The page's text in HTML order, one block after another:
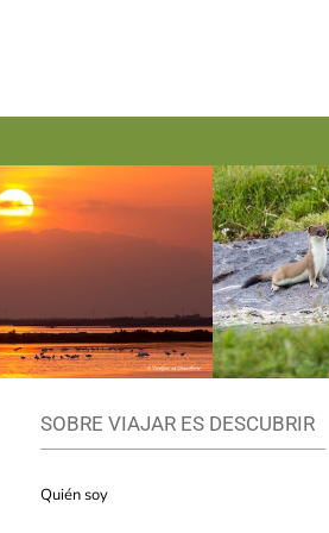
SOBRE VIAJAR ES DESCUBRIR
Quién soy